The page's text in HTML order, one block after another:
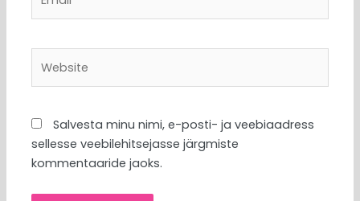
Salvesta minu nimi, e-posti- ja veebiaadress
sellesse veebilehitsejasse järgmiste
kommentaaride jaoks.